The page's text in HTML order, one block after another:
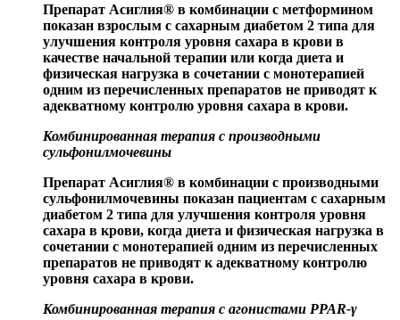
Препарат Асиглия® в комбинации с метформином
показан взрослым с сахарным диабетом 2 типа для
улучшения контроля уровня сахара в крови в
качестве начальной терапии или когда диета и
физическая нагрузка в сочетании с монотерапией
одним из перечисленных препаратов не приводят к
адекватному контролю уровня сахара в крови.
Комбинированная терапия с производными
сульфонилмочевины
Препарат Асиглия® в комбинации с производными
сульфонилмочевины показан пациентам с сахарным
диабетом 2 типа для улучшения контроля уровня
сахара в крови, когда диета и физическая нагрузка в
сочетании с монотерапией одним из перечисленных
препаратов не приводят к адекватному контролю
уровня сахара в крови.
Комбинированная терапия с агонистами PPAR-γ